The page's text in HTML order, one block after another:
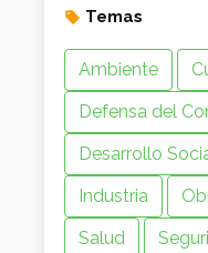
Temas
Ambiente
Defensa del
Desarrollo
Industria
Salud